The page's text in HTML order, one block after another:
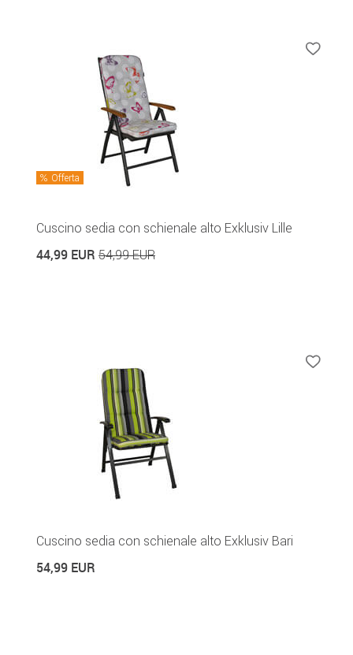
Offerta
Cuscino sedia con schienale alto Exklusiv Lille
44,99 EUR 54,99 EUR
Cuscino sedia con schienale alto Exklusiv Bari
54,99 EUR